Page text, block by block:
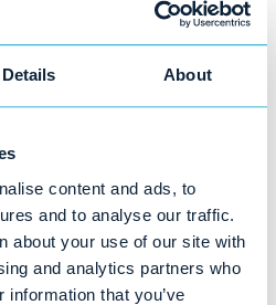
Details About
content and ads, to
and to analyse our traffic.
about your use of our site with
and analytics partners who
that you’ve
uw brommobiel controleren wij onder
of reparatieafspraak!